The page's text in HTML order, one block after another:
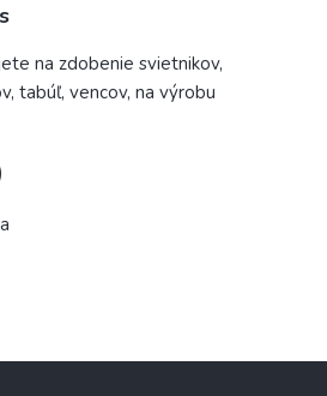
na zdobenie svietnikov,
tabúľ, vencov, na výrobu